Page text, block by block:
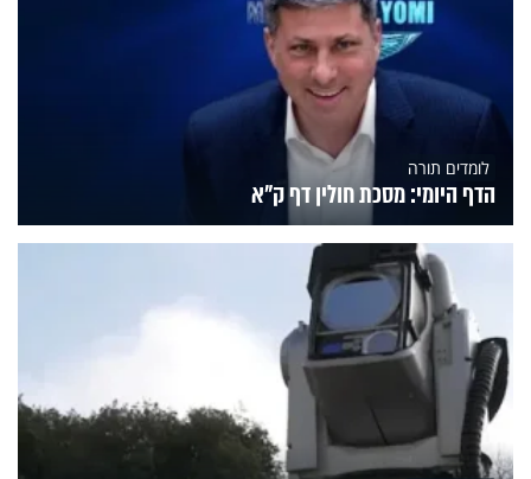
לומדים תורה
הדף היומי: מסכת חולין דף ק"א